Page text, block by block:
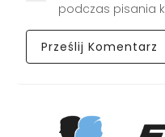
podczas pisania